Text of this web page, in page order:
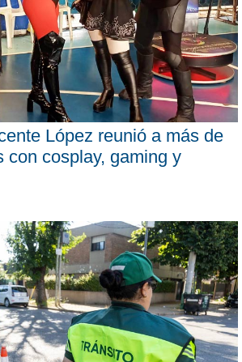
López reunió a más de
con cosplay, gaming y